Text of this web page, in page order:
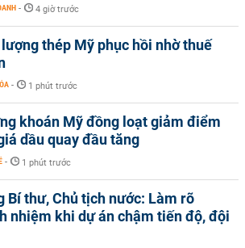
- 4 giờ trước
thép Mỹ phục hồi nhờ thuế
- 1 phút trước
khoán Mỹ đồng loạt giảm điểm
dầu quay đầu tăng
- 1 phút trước
Bí thư, Chủ tịch nước: Làm rõ
nhiệm khi dự án chậm tiến độ, đội